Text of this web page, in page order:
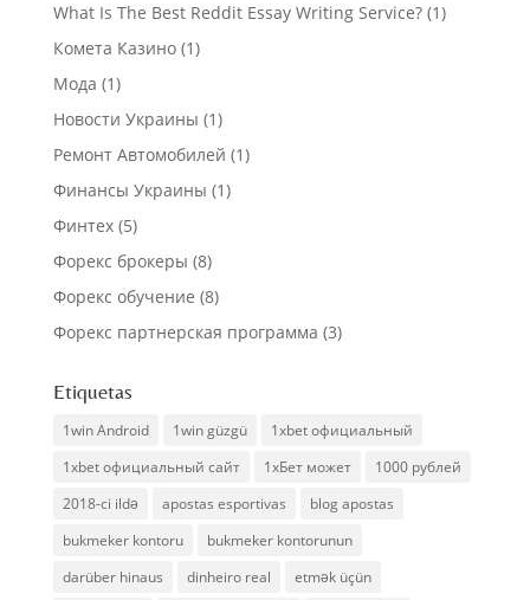
What Is The Best Reddit Essay Writing Service?(1)
Комета Казино(1)
Мода (1)
Новости Украины (1)
Ремонт Автомобилей (1)
Финансы Украины (1)
Финтех(5)
Форекс брокеры (8)
Форекс обучение (8)
Форекс партнерская программа (3)
Etiquetas
1win Android 1win güzgü
1xbet официальный
1xbet официальный сайт
1хБет может
1000 рублей
2018-ci ildə
apostas esportivas
blog apostas
bukmeker kontoru
bukmeker kontorunun
darüber hinaus
dinheiro real etmək üçün